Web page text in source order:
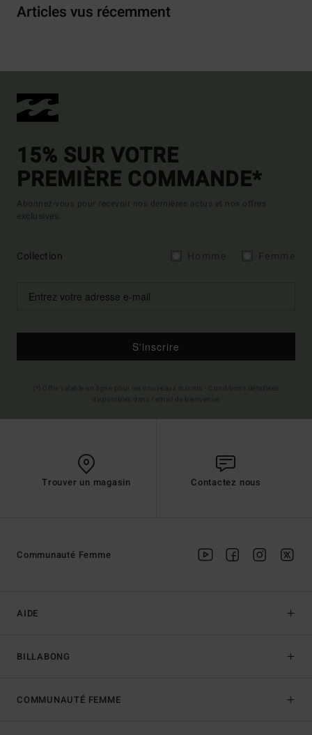
Articles vus récemment
15% SUR VOTRE
PREMIÈRE COMMANDE*
Abonnez-vous pour recevoir nos dernières actus et nos offres
exclusives.
Collection
S'inscrire
Trouver un magasin Contactez nous
AIDE
BILLABONG
Communauté Femme
COMMUNAUTÉ FEMME